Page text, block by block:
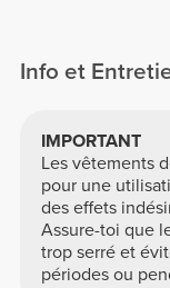
Info et
IMPORTANT
Les vêtements
pour une
des effets
Assure-toi que
trop serré et
périodes ou